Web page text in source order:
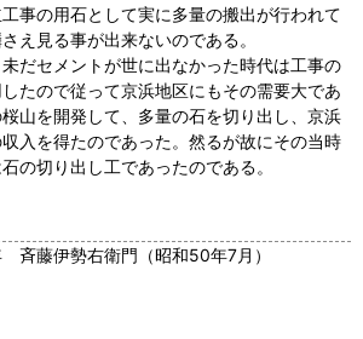
事の用石として実に多量の搬出が行われて
え見る事が出来ないのである。
だセメントが世に出なかった時代は工事の
たので従って京浜地区にもその需要大であ
山を開発して、多量の石を切り出し、京浜
入を得たのであった。然るが故にその当時
の切り出し工であったのである。
斉藤伊勢右衛門（昭和50年7月）